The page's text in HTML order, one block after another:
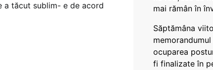
a tăcut sublim- e de acord
mai rămân în
Săptămâna
ocuparea
fi finalizate în